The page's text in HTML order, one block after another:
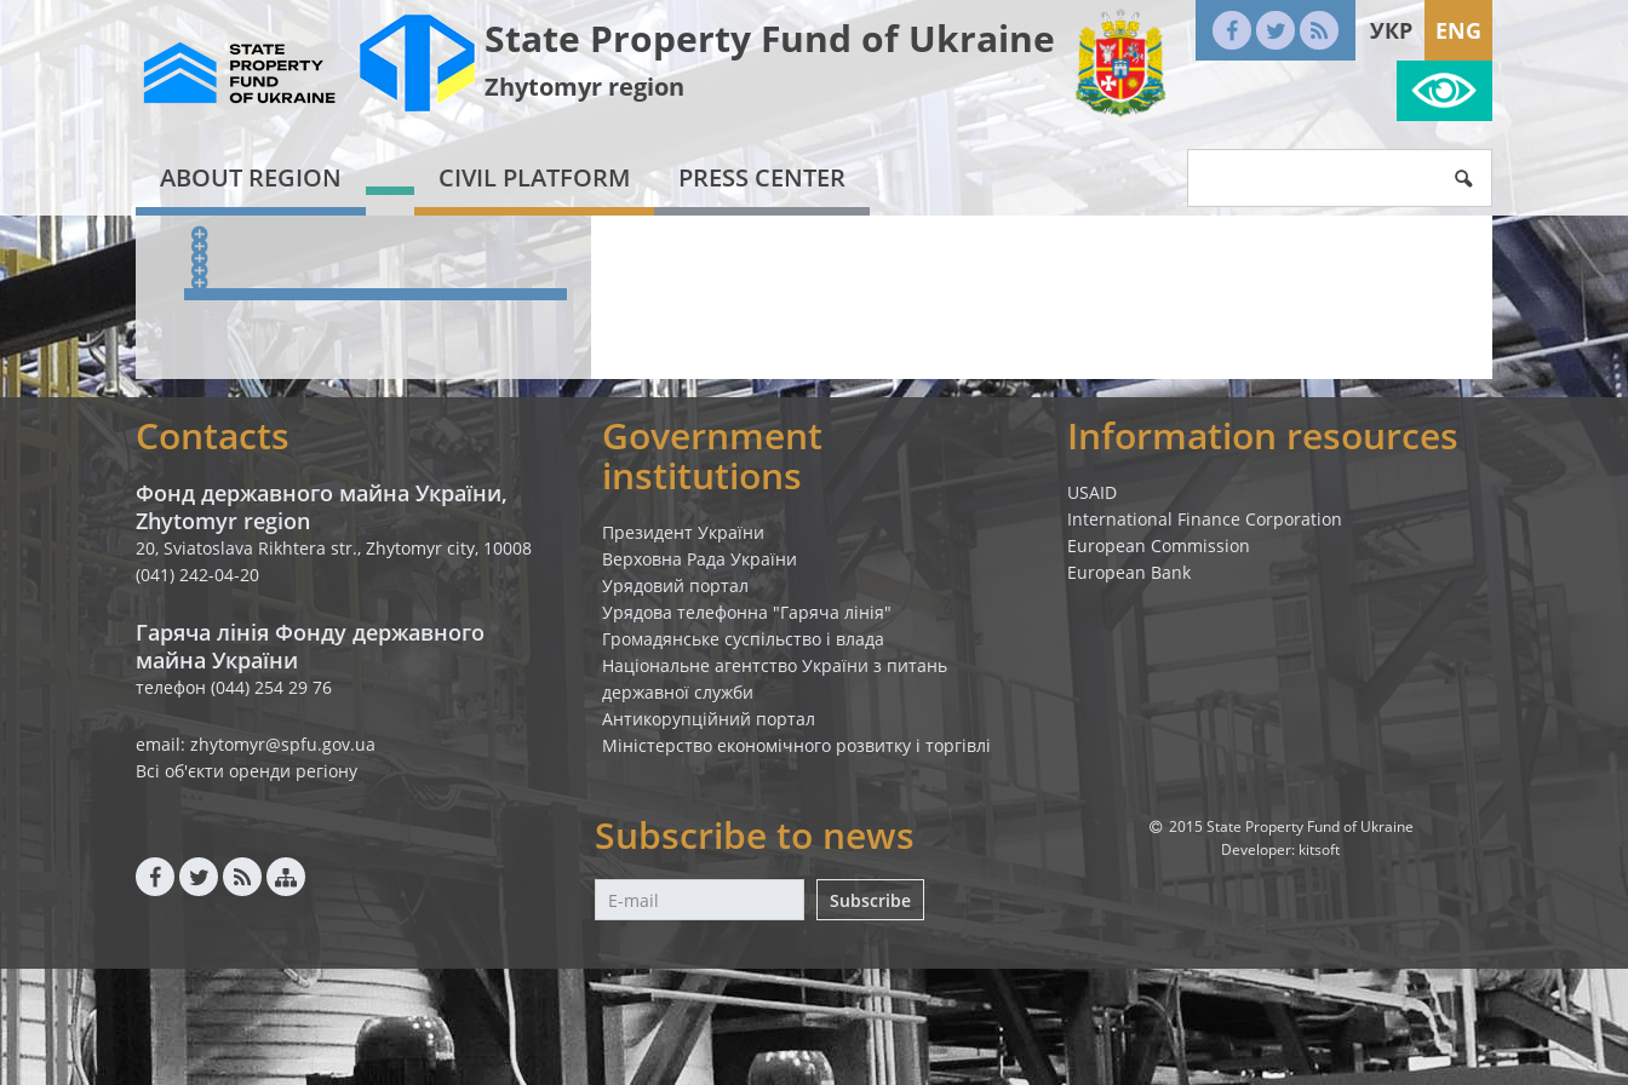
State Property Fund of Ukraine
Zhytomyr region
УКР ENG
ABOUT REGION CIVIL PLATFORM PRESS CENTER
Contacts
Фонд державного майна України,
Zhytomyr region
20, Sviatoslava Rikhtera str., Zhytomyr city, 10008
(041) 242-04-20
Гаряча лінія Фонду державного
майна України
телефон (044) 254 29 76
email: zhytomyr@spfu.gov.ua
Всі об'єкти оренди регіону
Government
institutions
Президент України
Верховна Рада України
Урядовий портал
Урядова телефонна "Гаряча лінія"
Громадянське суспільство і влада
Національне агентство України з питань
державної служби
Антикорупційний портал
Міністерство економічного розвитку і торгівлі
Information resources
USAID
International Finance Corporation
European Commission
European Bank
Subscribe to news
Subscribe
2015 State Property Fund of Ukraine
Developer: kitsoft